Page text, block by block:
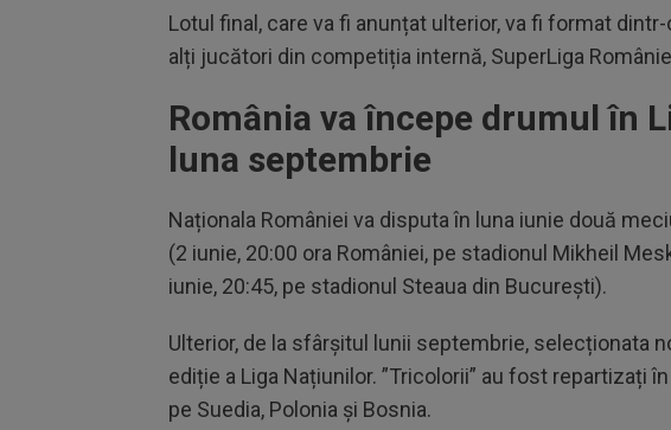
Lotul final, care va fi anunțat ulterior, va fi format
alți jucători din competiția internă, SuperLiga
România va începe drumul în
luna septembrie
Naționala României va disputa în luna iunie două
(2 iunie, 20:00 ora României, pe stadionul Mikheil
iunie, 20:45, pe stadionul Steaua din București).
Ulterior, de la sfârșitul lunii septembrie, selecționata
ediție a Liga Națiunilor. ”Tricolorii” au fost repartizați
pe Suedia, Polonia și Bosnia.